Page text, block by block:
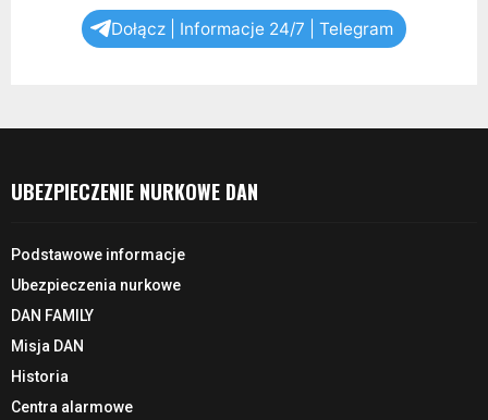
Dołącz | Informacje 24/7 | Telegram
UBEZPIECZENIE NURKOWE DAN
Podstawowe informacje
Ubezpieczenia nurkowe
DAN FAMILY
Misja DAN
Historia
Centra alarmowe